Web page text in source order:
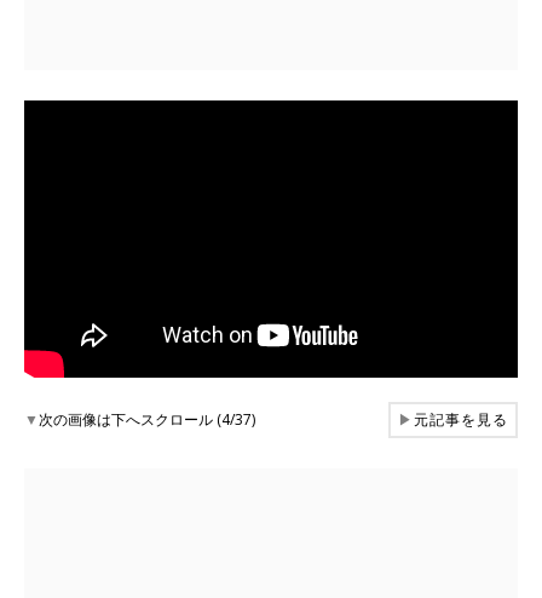
▼次の画像は下へスクロール (4/37) ▶元記事を見る